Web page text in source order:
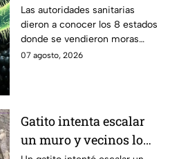
los 8 estados donde se
vendieron las MORAS
contaminadas con
E.coli
Las autoridades sanitarias
dieron a conocer los 8 estados
donde se vendieron moras
contaminadas con E.coli, lo
07 agosto, 2026
Gatito intenta escalar
un muro y vecinos lo